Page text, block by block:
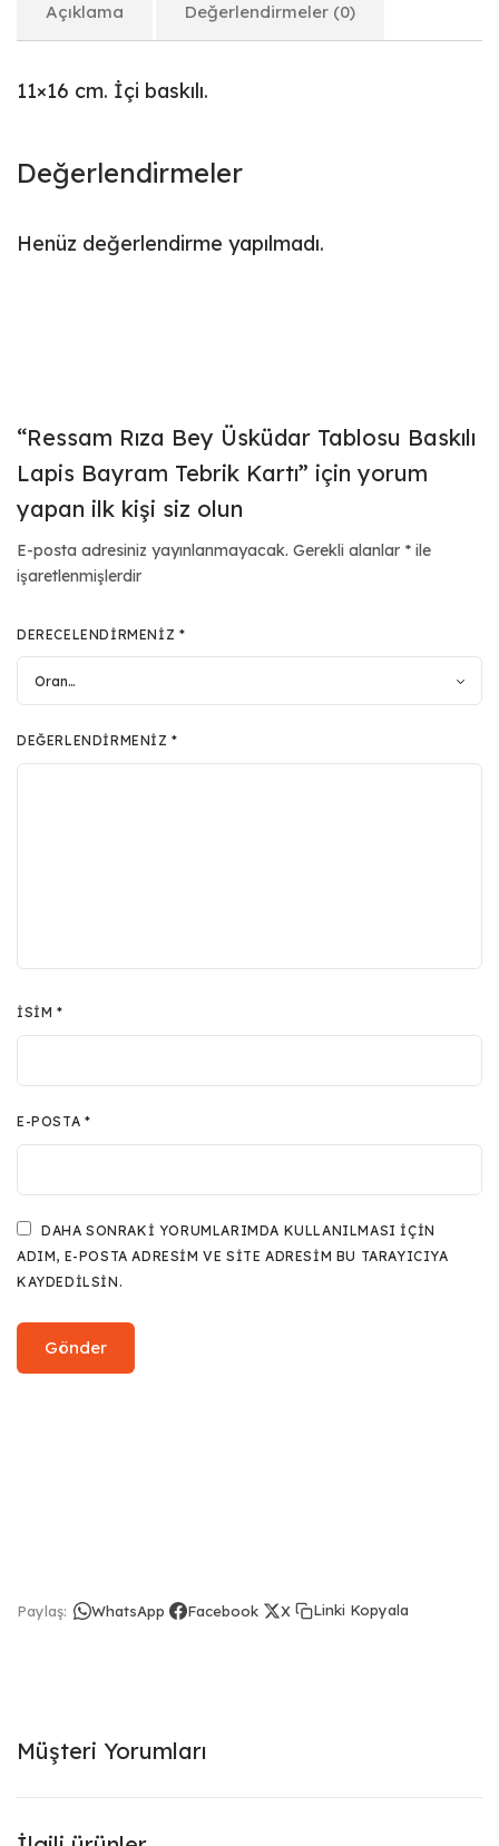
Açıklama Değerlendirmeler (0)
11×16 cm. İçi baskılı.
Değerlendirmeler
Henüz değerlendirme yapılmadı.
“Ressam Rıza Bey Üsküdar Tablosu Baskılı
Lapis Bayram Tebrik Kartı” için yorum
yapan ilk kişi siz olun
E-posta adresiniz yayınlanmayacak. Gerekli alanlar * ile
işaretlenmişlerdir
DERECELENDIRMENIZ *
DEĞERLENDIRMENIZ*
İSIM*
E-POSTA *
DAHA SONRAKI YORUMLARIMDA KULLANILMASI IÇIN
ADIM, E-POSTA ADRESIM VE SITE ADRESIM BU TARAYICIYA
KAYDEDILSIN.
Paylaş: WhatsApp Facebook X Linki Kopyala
Müşteri Yorumları